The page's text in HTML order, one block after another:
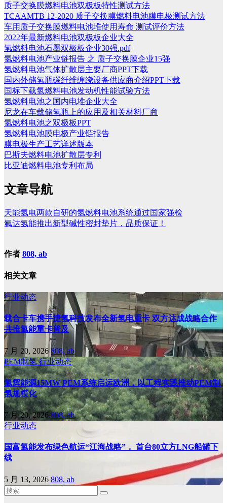
质子交换膜燃料电池双极板特性测试方法
TCAAMTB 12-2020 质子交换膜燃料电池膜电极测试方法
车用质子交换膜燃料电池堆使用寿命 测试评价方法
2022年最新燃料电池双极板企业大全
氢燃料电池石墨双极板企业30强.pdf
氢燃料电池产业链报告 之 质子交换膜企业15强
氢燃料电池气体扩散层主要厂商PPT下载
国内外储氢瓶碳纤维缠绕设备供应商介绍PPT下载
国标下载氢燃料电池发动机性能试验方法
氢燃料电池之国内电堆企业大全
尼龙在车载储氢瓶上的应用及相关材料厂商
氢燃料电池之双极板PPT
氢燃料电池膜电极产业链报告
膜电极生产工艺详述版本
巴斯夫燃料电池扩散层专利
比亚迪燃料电池专利布局
文章导航
天能氢电两款自研的氢燃料电池系统通过国家强检
氟达氢能推出新型碱性密封垫片，品质保证！
作者 808, ab
相关文章
行业动态
载合卡车携手捷氢科技发布全新氢电重卡 双方达成战略合作
共推氢能重卡普及
7 月 20, 2026808, ab
PEM制氢行业动态
氢辉能源15MW PEM系统启运欧洲，以工程实践推动PEM制
氢规模化
7 月 20, 2026808, ab
行业动态
国富氢能发布绿色航运“江海战略”， 首台80立方LNG船罐下
线
5 月 13, 2026 808, ab